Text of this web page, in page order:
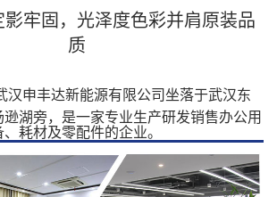
牢固，光泽度色彩并肩原装品
质
汉申丰达新能源有限公司坐落于武汉东
湖旁，是一家专业生产研发销售办公用
耗材及零配件的企业。